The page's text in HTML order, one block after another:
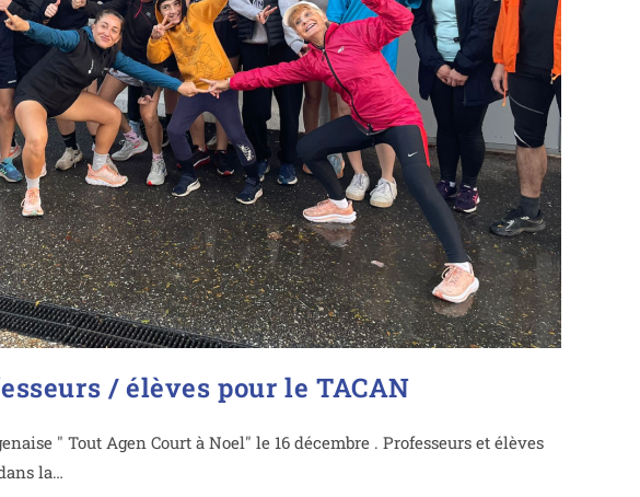
/ élèves pour le TACAN
" Tout Agen Court à Noel" le 16 décembre . Professeurs et élèves
la…